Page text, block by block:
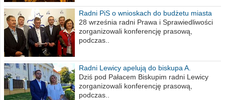
Radni PiS o wnioskach do budżetu miasta
na 2021 rok
28 września radni Prawa i Sprawiedliwości
zorganizowali konferencję prasową,
podczas..
Radni Lewicy apelują do biskupa A.
Wiesława Meringa
Dziś pod Pałacem Biskupim radni Lewicy
zorganizowali konferencję prasową,
podczas..